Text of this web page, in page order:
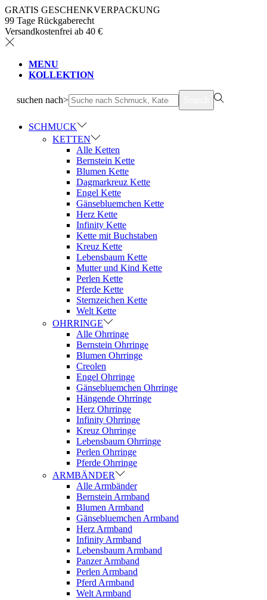
GRATIS GESCHENKVERPACKUNG
99 Tage Rückgaberecht
Versandkostenfrei ab 40 €
MENU
KOLLEKTION
suchen nach>
SCHMUCK
KETTEN
Alle Ketten
Bernstein Kette
Blumen Kette
Dagmarkreuz Kette
Engel Kette
Gänsebluemchen Kette
Herz Kette
Infinity Kette
Kette mit Buchstaben
Kreuz Kette
Lebensbaum Kette
Mutter und Kind Kette
Perlen Kette
Pferde Kette
Sternzeichen Kette
Welt Kette
OHRRINGE
Alle Ohrringe
Bernstein Ohrringe
Blumen Ohrringe
Creolen
Engel Ohrringe
Gänsebluemchen Ohrringe
Hängende Ohrringe
Herz Ohrringe
Infinity Ohrringe
Kreuz Ohrringe
Lebensbaum Ohrringe
Perlen Ohrringe
Pferde Ohrringe
ARMBÄNDER
Alle Armbänder
Bernstein Armband
Blumen Armband
Gänsebluemchen Armband
Herz Armband
Infinity Armband
Lebensbaum Armband
Panzer Armband
Perlen Armband
Pferd Armband
Welt Armband